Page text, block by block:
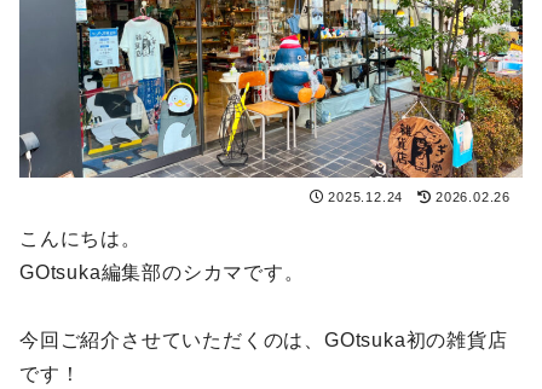
2025.12.24 2026.02.26
こんにちは。
GOtsuka編集部のシカマです。
今回ご紹介させていただくのは、GOtsuka初の雑貨店
です！